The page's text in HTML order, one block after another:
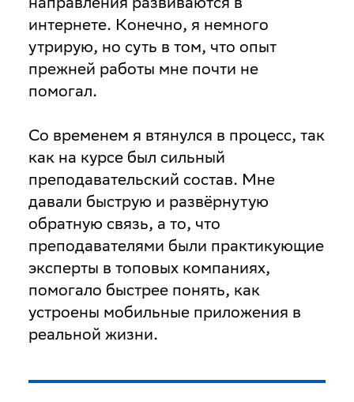
интернете. Конечно, я немного
утрирую, но суть в том, что опыт
прежней работы мне почти не
помогал.
Со временем я втянулся в процесс, так
как на курсе был сильный
преподавательский состав. Мне
давали быструю и развёрнутую
обратную связь, а то, что
преподавателями были практикующие
эксперты в топовых компаниях,
помогало быстрее понять, как
устроены мобильные приложения в
реальной жизни.